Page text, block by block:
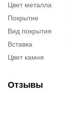
Цвет металла
Покрытие
Вид покрытия
Вставка
Цвет камня
Отзывы